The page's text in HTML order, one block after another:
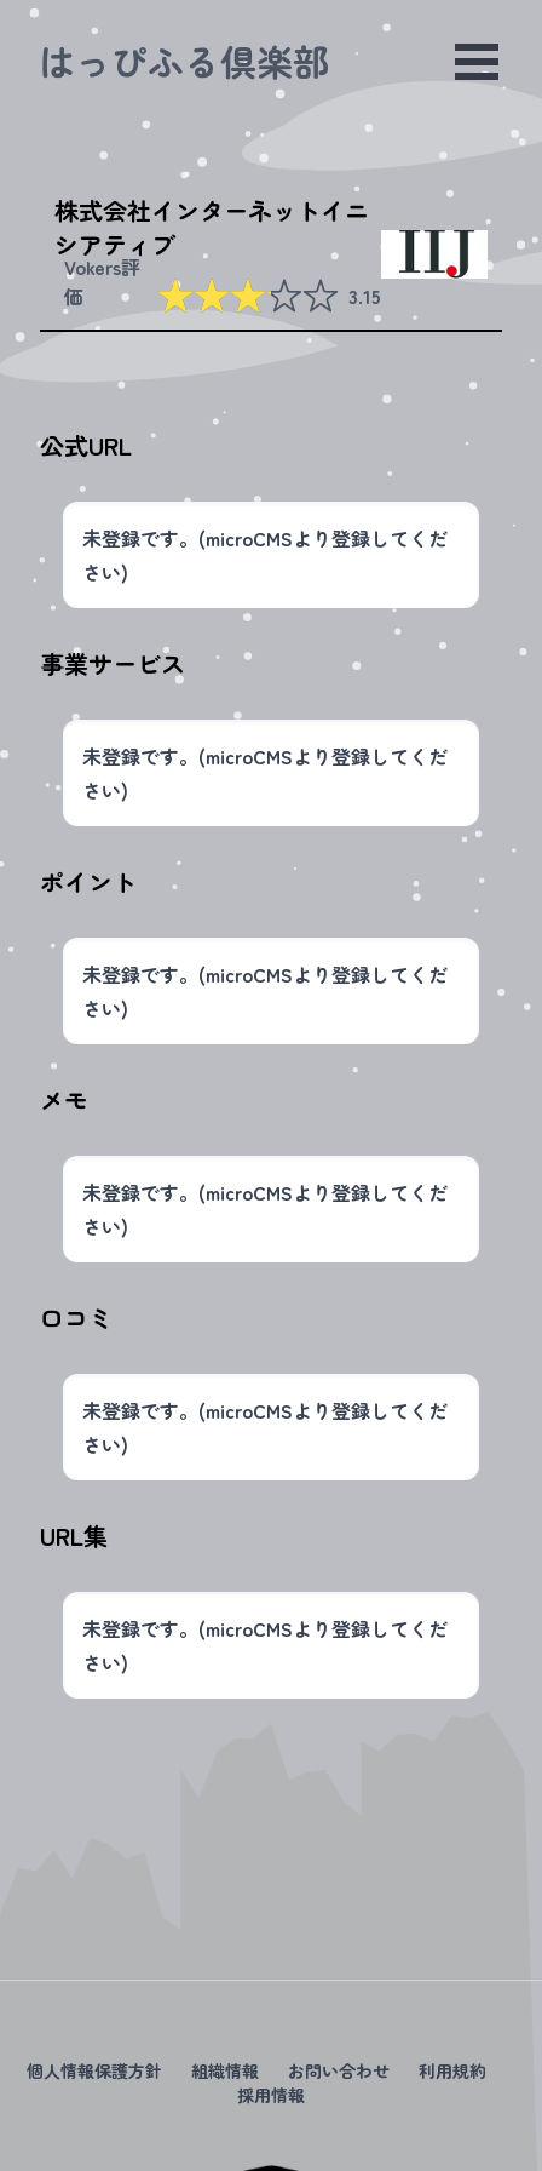
はっぴふる倶楽部
株式会社インターネットイニ
シアティブ
Vokers評
価
☆☆☆☆☆
★★★★★ 3.15
公式URL
未登録です。(microCMSより登録してくだ
さい)
事業サービス
未登録です。(microCMSより登録してくだ
さい)
ポイント
未登録です。(microCMSより登録してくだ
さい)
メモ
未登録です。(microCMSより登録してくだ
さい)
口コミ
未登録です。(microCMSより登録してくだ
さい)
URL集
未登録です。(microCMSより登録してくだ
さい)
個人情報保護方針 組織情報 お問い合わせ
利用規約
採用情報